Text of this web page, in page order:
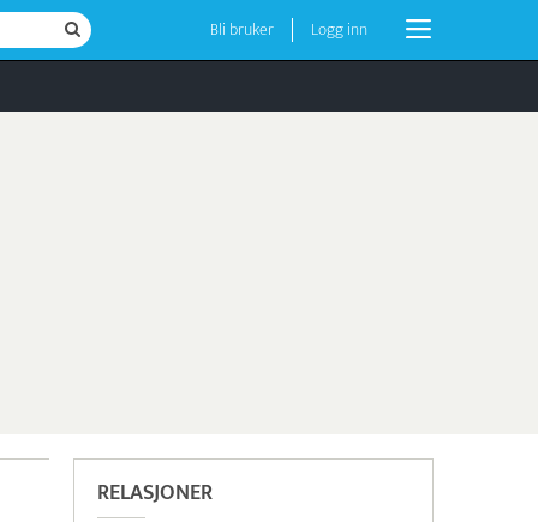
Bli bruker Logg inn
RELASJONER